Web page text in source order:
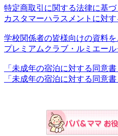
特定商取引に関する法律に基
カスタマーハラスメントに対
学校関係者の皆様向けの資料
プレミアムクラブ・ルミエー
「未成年の宿泊に対する同意
「未成年の宿泊に対する同意